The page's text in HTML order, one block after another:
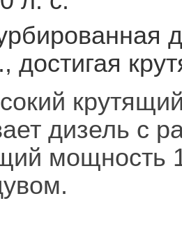
достигая
дизель с
мощность